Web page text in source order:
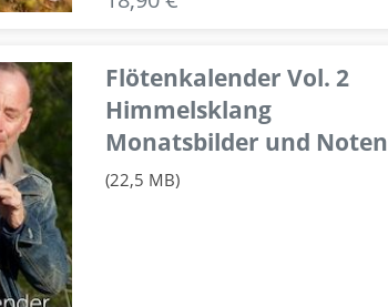
Flötenkalender Vol. 2
Himmelsklang
Monatsbilder und Noten
(22,5 MB)